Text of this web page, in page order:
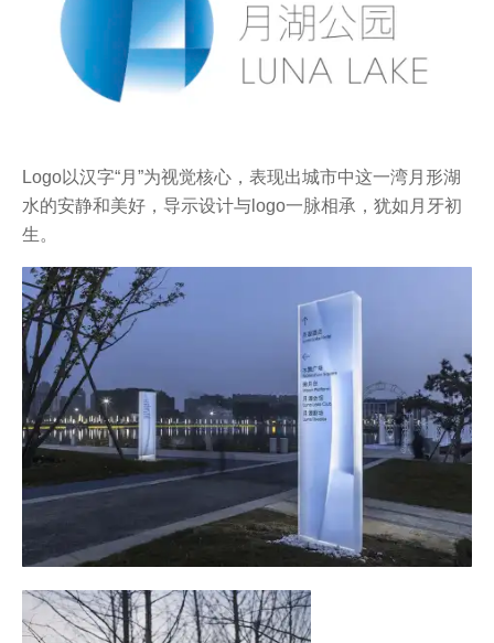
Logo以汉字“月”为视觉核心，表现出城市中这一湾月形湖
水的安静和美好，导示设计与logo一脉相承，犹如月牙初
生。